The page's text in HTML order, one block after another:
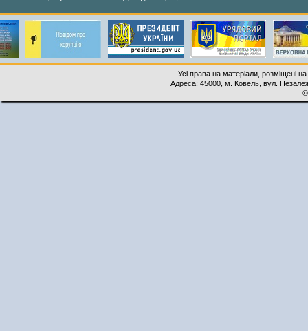
Усі права на матеріали, розміщені
Адреса: 45000, м. Ковель, вул.